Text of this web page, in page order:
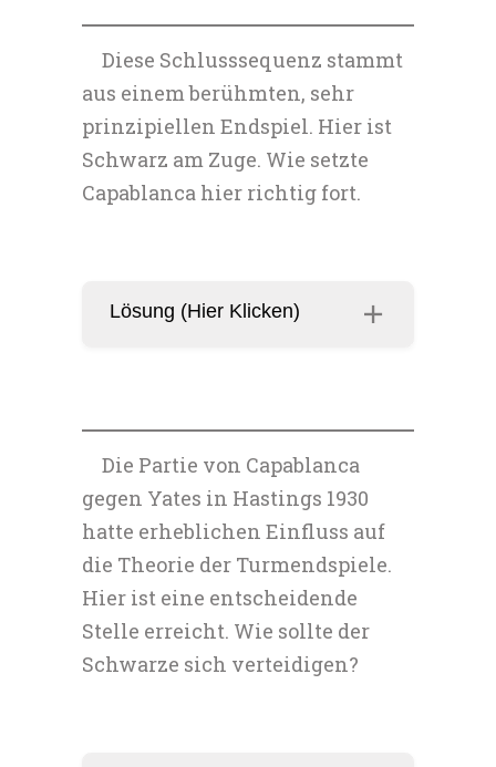
Diese Schlusssequenz stammt
aus einem berühmten, sehr
prinzipiellen Endspiel. Hier ist
Schwarz am Zuge. Wie setzte
Capablanca hier richtig fort.
Lösung (Hier Klicken)
Die Partie von Capablanca
gegen Yates in Hastings 1930
hatte erheblichen Einfluss auf
die Theorie der Turmendspiele.
Hier ist eine entscheidende
Stelle erreicht. Wie sollte der
Schwarze sich verteidigen?